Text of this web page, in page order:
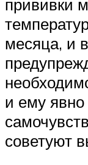
прививки
месяца, и
и ему явно
советуют